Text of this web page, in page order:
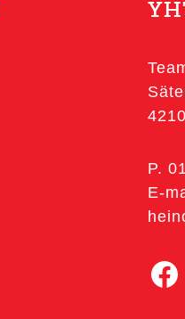
P.
E-
Facebook